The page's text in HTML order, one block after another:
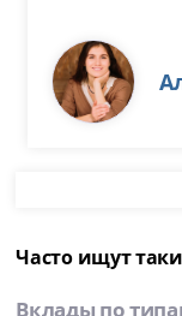
Часто ищут
Вклады по